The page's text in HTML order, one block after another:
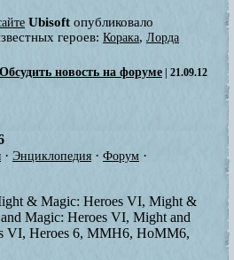
Ubisoft опубликовало
героев: Корака, Лорда
Обсудить новость на форуме | 21.09.12
· Энциклопедия · Форум ·
& Magic: Heroes VI, Might &
Magic: Heroes VI, Might and
VI, Heroes 6, MMH6, HoMM6,